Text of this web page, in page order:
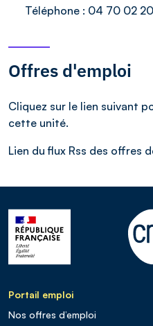
Téléphone : 04 70 02
Offres d'emploi
Cliquez sur le lien suivant
cette unité.
Lien du flux Rss des offres
Portail emploi
Nos offres d’emploi